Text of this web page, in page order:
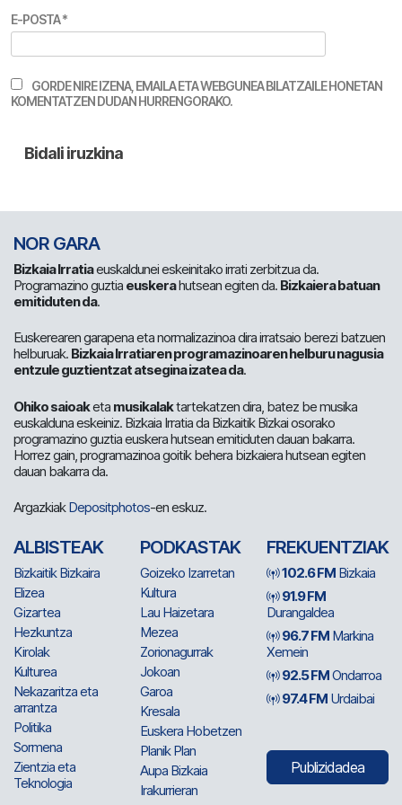
E-POSTA*
GORDE NIRE IZENA, EMAILA ETA WEBGUNEA BILATZAILE HONETAN
KOMENTATZEN DUDAN HURRENGORAKO.
NOR GARA
Bizkaia Irratiaeuskaldunei eskeinitako irrati zerbitzua da.
Programazino guztia euskerahutsean egiten da. Bizkaiera batuan
emitiduten da.
Euskerearen garapena eta normalizazinoa dira irratsaio berezi batzuen
helburuak. Bizkaia Irratiaren programazinoaren helburu nagusia
entzule guztientzat atsegina izatea da.
Ohiko saioaketa musikalaktartekatzen dira, batez be musika
euskalduna eskeiniz. Bizkaia Irratia da Bizkaitik Bizkai osorako
programazino guztia euskera hutsean emitiduten dauan bakarra.
Horrez gain, programazinoa goitik behera bizkaiera hutsean egiten
dauan bakarra da.
ArgazkiakDepositphotos-en eskuz.
ALBISTEAK
Bizkaitik Bizkaira
Elizea
Gizartea
Hezkuntza
Kirolak
Kulturea
Nekazaritza eta
arrantza
Politika
Sormena
Zientzia eta
Teknologia
PODKASTAK
Goizeko Izarretan
Kultura
Lau Haizetara
Mezea
Zorionagurrak
Jokoan
Garoa
Kresala
Euskera Hobetzen
Planik Plan
Aupa Bizkaia
Irakurrieran
FREKUENTZIAK
102.6 FM Bizkaia
91.9 FM
Durangaldea
96.7 FM Markina
Xemein
92.5 FMOndarroa
97.4 FM Urdaibai
Publizidadea